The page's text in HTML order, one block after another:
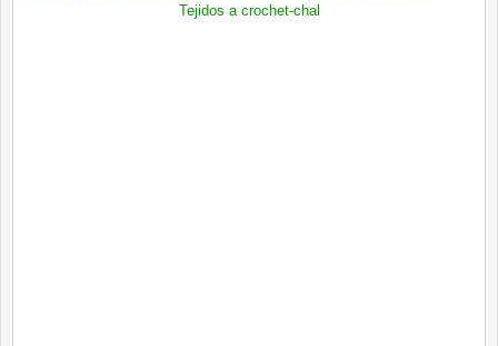
Tejidos a crochet-chal